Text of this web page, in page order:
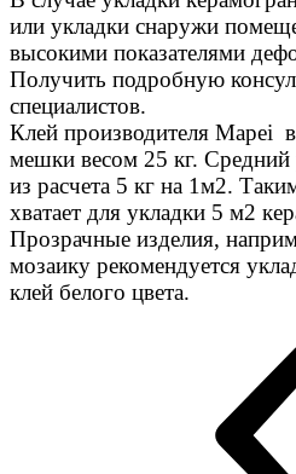
или укладки снаружи
высокими показателями
Получить подробную
специалистов.
Клей производителя Mapei
мешки весом 25 кг. Средний
из расчета 5 кг на 1м2.
хватает для укладки 5 м2
Прозрачные изделия,
мозаику рекомендуется
клей белого цвета.